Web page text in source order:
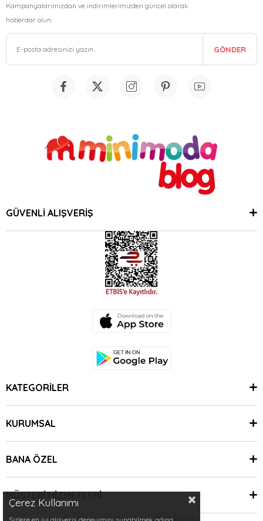
Kampanyalarımızdan ve indirimlerimizden güncel olarak
haberdar olun.
GÖNDER
GÜVENLİ ALIŞVERİŞ
KATEGORİLER
KURUMSAL
BANA ÖZEL
MÜŞTERİ HİZMETLERİ
© 2024 Minimoda | Tüm Hakları Saklıdır.
Çerez Kullanımı